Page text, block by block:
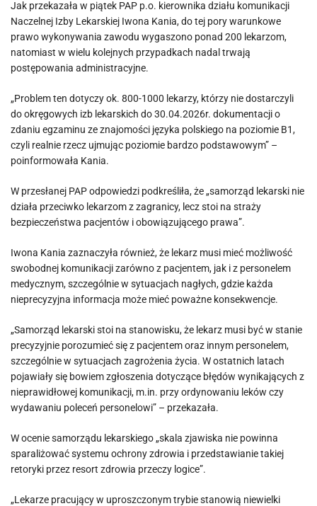
Jak przekazała w piątek PAP p.o. kierownika działu komunikacji
Naczelnej Izby Lekarskiej Iwona Kania, do tej pory warunkowe
prawo wykonywania zawodu wygaszono ponad 200 lekarzom,
natomiast w wielu kolejnych przypadkach nadal trwają
postępowania administracyjne.
„Problem ten dotyczy ok. 800-1000 lekarzy, którzy nie dostarczyli
do okręgowych izb lekarskich do 30.04.2026r. dokumentacji o
zdaniu egzaminu ze znajomości języka polskiego na poziomie B1,
czyli realnie rzecz ujmując poziomie bardzo podstawowym” –
poinformowała Kania.
W przesłanej PAP odpowiedzi podkreśliła, że „samorząd lekarski nie
działa przeciwko lekarzom z zagranicy, lecz stoi na straży
bezpieczeństwa pacjentów i obowiązującego prawa”.
Iwona Kania zaznaczyła również, że lekarz musi mieć możliwość
swobodnej komunikacji zarówno z pacjentem, jak i z personelem
medycznym, szczególnie w sytuacjach nagłych, gdzie każda
nieprecyzyjna informacja może mieć poważne konsekwencje.
„Samorząd lekarski stoi na stanowisku, że lekarz musi być w stanie
precyzyjnie porozumieć się z pacjentem oraz innym personelem,
szczególnie w sytuacjach zagrożenia życia. W ostatnich latach
pojawiały się bowiem zgłoszenia dotyczące błędów wynikających z
nieprawidłowej komunikacji, m.in. przy ordynowaniu leków czy
wydawaniu poleceń personelowi” – przekazała.
W ocenie samorządu lekarskiego „skala zjawiska nie powinna
sparaliżować systemu ochrony zdrowia i przedstawianie takiej
retoryki przez resort zdrowia przeczy logice”.
„Lekarze pracujący w uproszczonym trybie stanowią niewielki